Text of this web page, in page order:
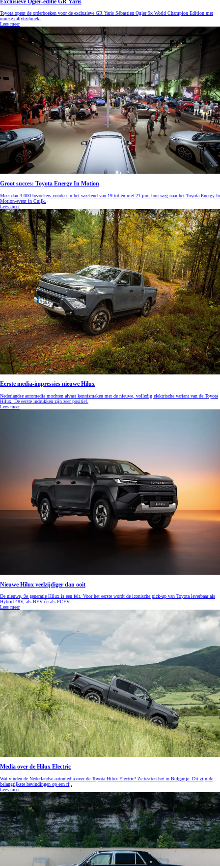
Exclusieve Ogier-editie GR Yaris
Toyota opent de orderboeken voor de exclusieve GR Yaris Sébastien Ogier 9x World Champion Edition met
unieke rallytechniek.
Lees meer
Groot succes: Toyota Energy In Motion
Meer dan 3.000 bezoekers vonden in het weekend van 19 tot en met 21 juni hun weg naar het Toyota Energy In
Motion-event in Cuijk.
Lees meer
Eerste media-impressies nieuwe Hilux
Nederlandse automedia mochten alvast kennismaken met de nieuwe, volledig elektrische variant van de Toyota
Hilux. De eerste indrukken zijn zeer positief.
Lees meer
Nieuwe Hilux veelzijdiger dan ooit
De nieuwe, 9e generatie Hilux is een feit. Voor het eerste wordt de iconische pick-up van Toyota leverbaar als
Hybrid 48V, als BEV én als FCEV.
Lees meer
Media over de Hilux Electric
Wat vinden de Nederlandse automedia over de Toyota Hilux Electric? Ze testten het in Bulgarije. Dit zijn de
belangrijkste bevindingen op een rij.
Lees meer